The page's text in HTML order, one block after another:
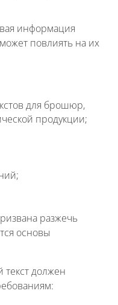
информация
повлиять на их
для брошюр,
продукции;
разжечь
основы
должен